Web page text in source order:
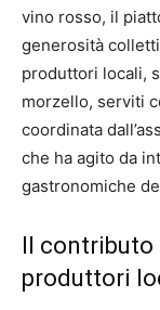
vino rosso, il
generosità
produttori locali,
morzello, serviti
coordinata
che ha agito da
gastronomiche
Il contributo
produttori